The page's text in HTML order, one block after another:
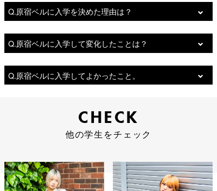
Q.原宿ベルに入学を決めた理由は？
Q.原宿ベルに入学して変化したことは？
Q.原宿ベルに入学してよかったこと。
CHECK
CHECK
他の学生をチェック
他の学生をチェック